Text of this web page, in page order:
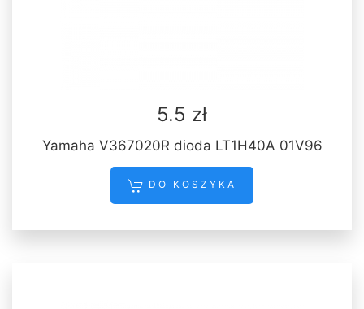
5.5 zł
Yamaha V367020R dioda LT1H40A 01V96
DO KOSZYKA